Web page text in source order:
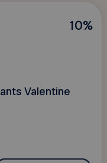
10%
Valentine